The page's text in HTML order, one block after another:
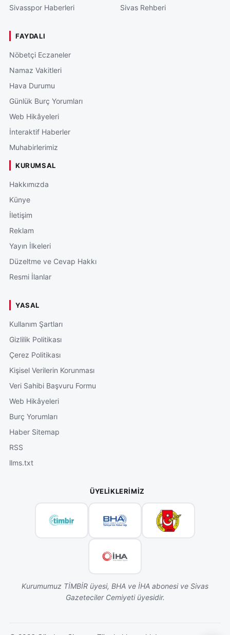
Sivasspor Haberleri
Sivas Rehberi
FAYDALI
Nöbetçi Eczaneler
Namaz Vakitleri
Hava Durumu
Günlük Burç Yorumları
Web Hikâyeleri
İnteraktif Haberler
Muhabirlerimiz
KURUMSAL
Hakkımızda
Künye
İletişim
Reklam
Yayın İlkeleri
Düzeltme ve Cevap Hakkı
Resmi İlanlar
YASAL
Kullanım Şartları
Gizlilik Politikası
Çerez Politikası
Kişisel Verilerin Korunması
Veri Sahibi Başvuru Formu
Web Hikâyeleri
Burç Yorumları
Haber Sitemap
RSS
llms.txt
ÜYELIKLERIMIZ
Kurumumuz TİMBİR üyesi, BHA ve İHA abonesi ve Sivas
Gazeteciler Cemiyeti üyesidir.